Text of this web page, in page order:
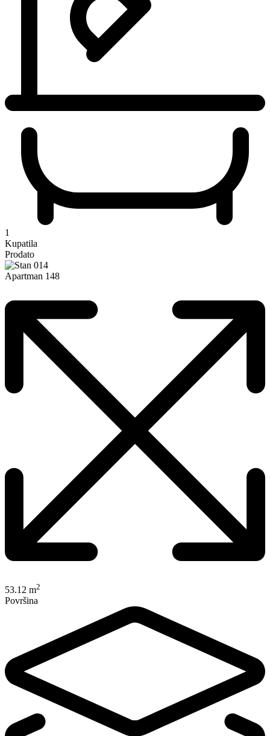
1
Kupatila
Prodato
Apartman 148
53.12 m2
Površina